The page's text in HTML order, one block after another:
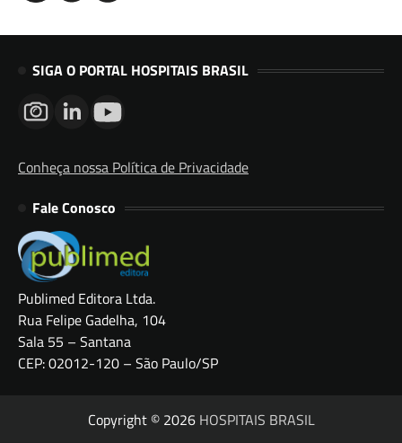
SIGA O PORTAL HOSPITAIS BRASIL
Conheça nossa Política de Privacidade
Fale Conosco
Publimed Editora Ltda.
Rua Felipe Gadelha, 104
Sala 55 – Santana
CEP: 02012-120 – São Paulo/SP
Copyright © 2026 HOSPITAIS BRASIL